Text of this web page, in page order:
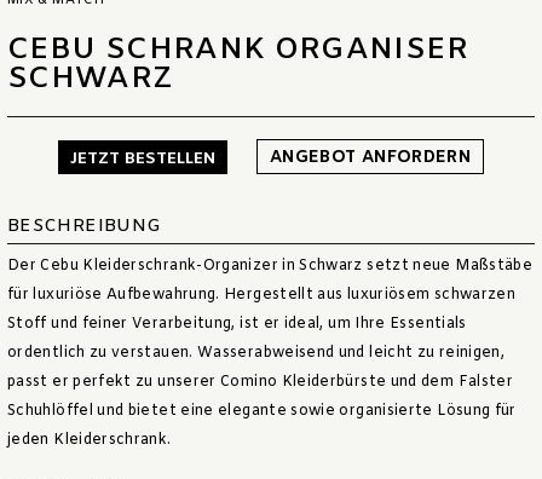
CEBU SCHRANK ORGANISER
SCHWARZ
JETZT BESTELLEN ANGEBOT ANFORDERN
BESCHREIBUNG
Der Cebu Kleiderschrank-Organizer in Schwarz setzt neue Maßstäbe
für luxuriöse Aufbewahrung. Hergestellt aus luxuriösem schwarzen
Stoff und feiner Verarbeitung, ist er ideal, um Ihre Essentials
ordentlich zu verstauen. Wasserabweisend und leicht zu reinigen,
passt er perfekt zu unserer Comino Kleiderbürste und dem Falster
Schuhlöffel und bietet eine elegante sowie organisierte Lösung für
jeden Kleiderschrank.